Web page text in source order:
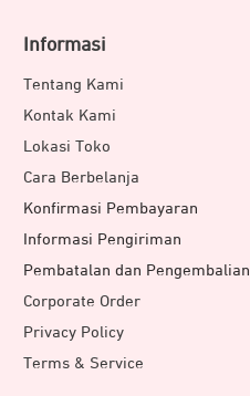
Informasi
Tentang Kami
Kontak Kami
Lokasi Toko
Cara Berbelanja
Konfirmasi Pembayaran
Informasi Pengiriman
Pembatalan dan Pengembalian
Corporate Order
Privacy Policy
Terms & Service